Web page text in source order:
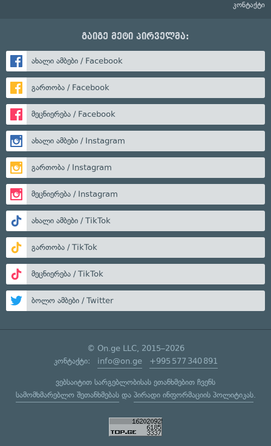
კონტაქტი
გაიგე მეტი პირველმა:
ახალი ამბები / Facebook
გართობა / Facebook
მეცნიერება / Facebook
ახალი ამბები / Instagram
გართობა / Instagram
მეცნიერება / Instagram
ახალი ამბები / TikTok
გართობა / TikTok
მეცნიერება / TikTok
ბოლო ამბები / Twitter
© On.ge LLC, 2015–2026
კონტაქტი: info@on.ge +995 577 340 891
ვებსაიტით სარგებლობისას ეთანხმებით ჩვენს
სამომხმარებლო შეთანხმებასდა პირადი ინფორმაციის პოლიტიკას.